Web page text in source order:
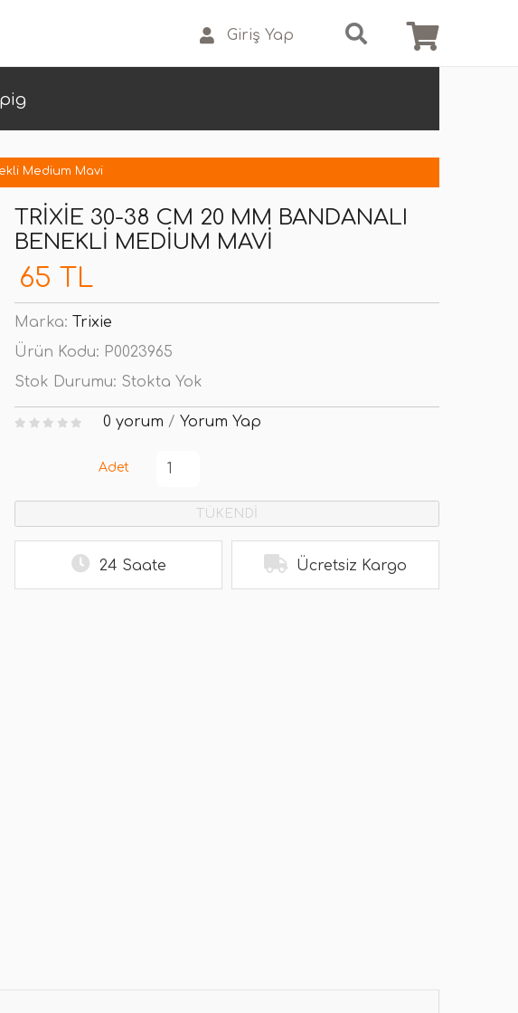
Giriş Yap
Medium Mavi
TRIXIE 30-38 CM 20 MM BANDANALI
BENEKLI MEDIUM MAVI
65 TL
Marka: Trixie
Ürün Kodu: P0023965
Stok Durumu: Stokta Yok
0 yorum / Yorum Yap
Adet
TÜKENDİ
24 Saate Ücretsiz Kargo